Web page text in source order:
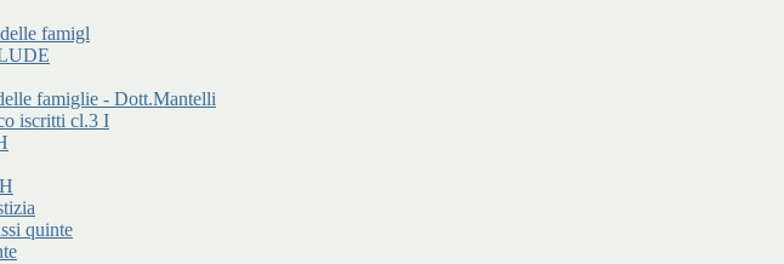
famigl
famiglie - Dott.Mantelli
iscritti cl.3 I
quinte